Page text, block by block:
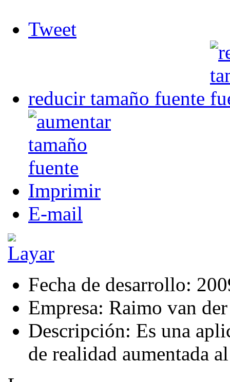
Tweet
reducir tamaño fuente
Imprimir
E-mail
Fecha de desarrollo:
Empresa: Raimo van
Descripción: Es una
de realidad aumentada